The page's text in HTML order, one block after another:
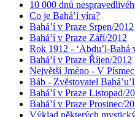
10 000 dnů
Co je Bahá’í víra?
Bahá’í v Praze Srpen/2012
Bahá’í v Praze Září/2012
Rok 1912 - ‘Abdu’l-Bahá
Bahá’í v Praze Říjen/2012
Největší Jméno - V
Báb - Zvěstovatel
Bahá’í v Praze Listopad/
Bahá’í v Praze Prosinec/
Výklad některých